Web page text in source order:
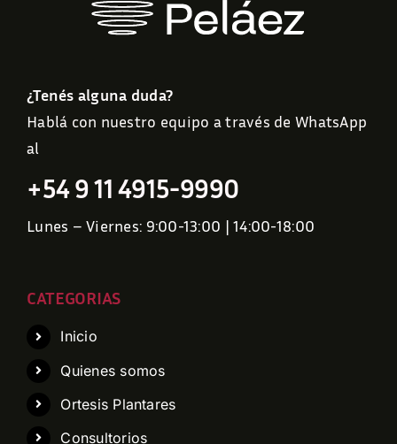
¿Tenés alguna duda?
Hablá con nuestro equipo a través de WhatsApp
al
+54 9 11 4915-9990
Lunes – Viernes: 9:00-13:00 | 14:00-18:00
CATEGORIAS
Inicio
Quienes somos
Ortesis Plantares
Consultorios